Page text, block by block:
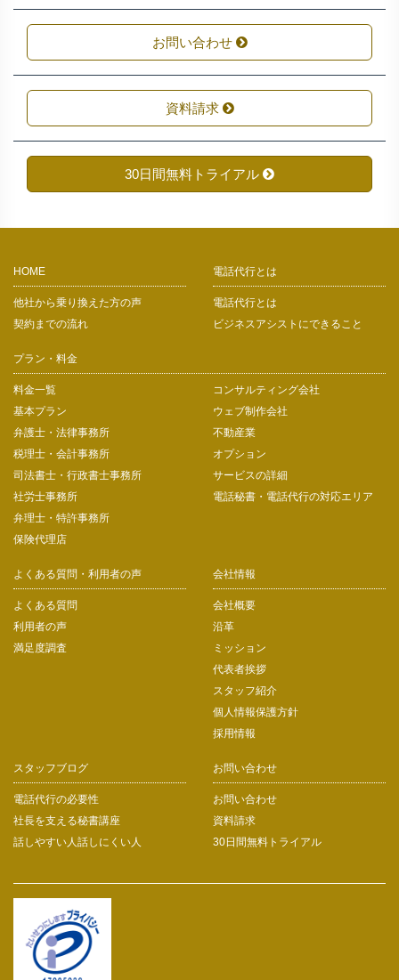
お問い合わせ
資料請求
30日間無料トライアル
HOME
他社から乗り換えた方の声
契約までの流れ
電話代行とは
電話代行とは
ビジネスアシストにできること
プラン・料金
料金一覧
基本プラン
弁護士・法律事務所
税理士・会計事務所
司法書士・行政書士事務所
社労士事務所
弁理士・特許事務所
保険代理店
コンサルティング会社
ウェブ制作会社
不動産業
オプション
サービスの詳細
電話秘書・電話代行の対応エリア
よくある質問・利用者の声
よくある質問
利用者の声
満足度調査
会社情報
会社概要
沿革
ミッション
代表者挨拶
スタッフ紹介
個人情報保護方針
採用情報
スタッフブログ
電話代行の必要性
社長を支える秘書講座
話しやすい人話しにくい人
お問い合わせ
お問い合わせ
資料請求
30日間無料トライアル